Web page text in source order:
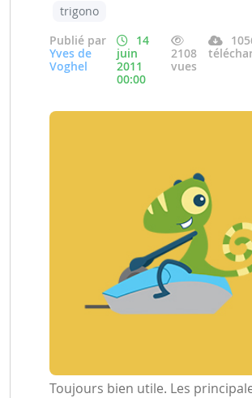
trigono
Publié par
Yves de
Voghel
14
juin
2011
00:00
2108
vues
Toujours bien utile. Les